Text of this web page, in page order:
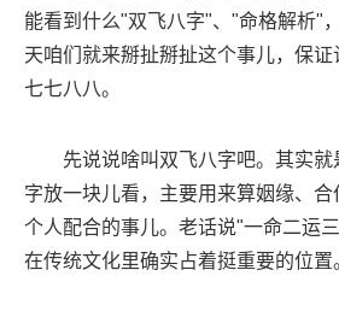
能看到什么"双飞八字"、"命格解析"
天咱们就来掰扯掰扯这个事儿，保
七七八八。
先说说啥叫双飞八字吧。其实
字放一块儿看，主要用来算姻缘、
个人配合的事儿。老话说"一命二运
在传统文化里确实占着挺重要的位置